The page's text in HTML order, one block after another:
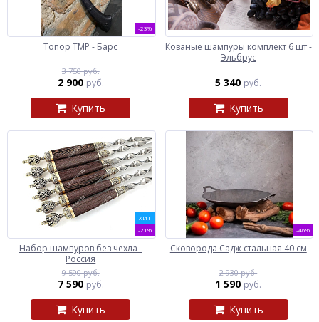
-23%
Топор ТМР - Барс
3 750 руб.
2 900 руб.
Купить
Кованые шампуры комплект 6 шт -
Эльбрус
5 340 руб.
Купить
ХИТ
-21%
Набор шампуров без чехла -
Россия
9 590 руб.
7 590 руб.
Купить
-46%
Сковорода Садж стальная 40 см
2 930 руб.
1 590 руб.
Купить